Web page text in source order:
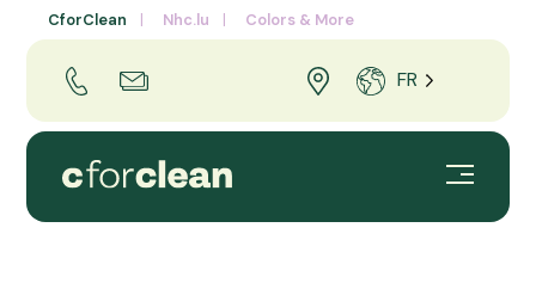
CforClean Nhc.lu Colors & More
FR